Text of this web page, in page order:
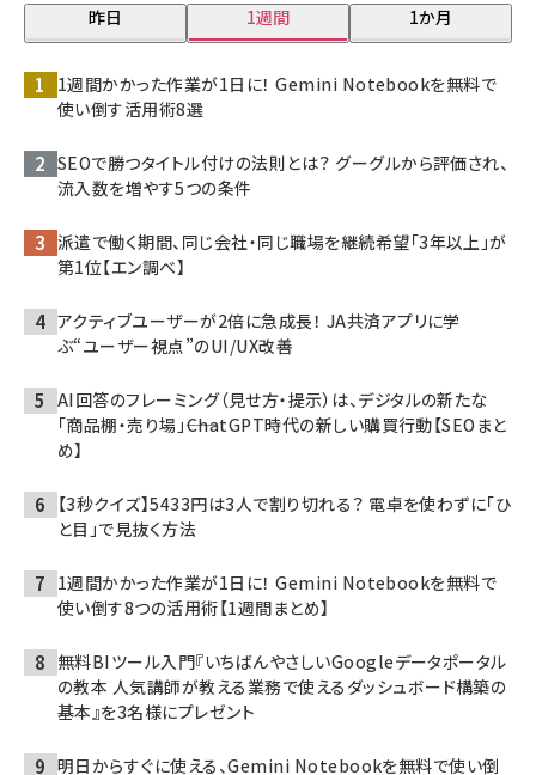
昨日 1週間 1か月
1週間かかった作業が1日に！ Gemini Notebookを無料で
使い倒す活用術8選
SEOで勝つタイトル付けの法則とは？ グーグルから評価され、
流入数を増やす5つの条件
派遣で働く期間、同じ会社・同じ職場を継続希望「3年以上」が
第1位【エン調べ】
アクティブユーザーが2倍に急成長！ JA共済アプリに学
ぶ“ユーザー視点”のUI/UX改善
AI回答のフレーミング（見せ方・提示）は、デジタルの新たな
「商品棚・売り場」――ChatGPT時代の新しい購買行動【SEOまと
め】
【3秒クイズ】5433円は3人で割り切れる？ 電卓を使わずに「ひ
と目」で見抜く方法
1週間かかった作業が1日に！ Gemini Notebookを無料で
使い倒す8つの活用術【1週間まとめ】
無料BIツール入門『いちばんやさしいGoogleデータポータル
の教本 人気講師が教える業務で使えるダッシュボード構築の
基本』を3名様にプレゼント
明日からすぐに使える、Gemini Notebookを無料で使い倒